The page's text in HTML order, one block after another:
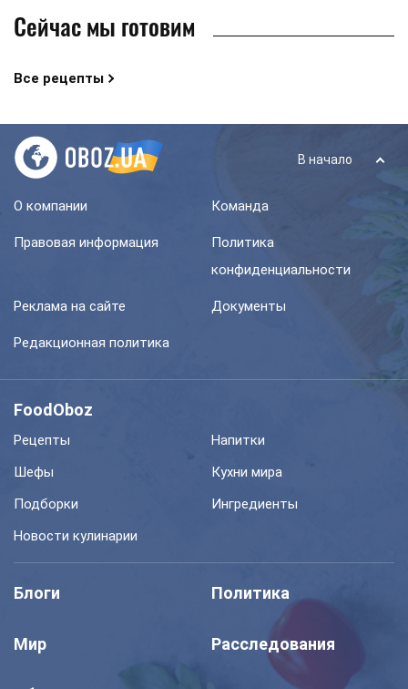
Сейчас мы готовим
Все рецепты
В начало
О компании Команда
Правовая информация
Политика
конфиденциальности
Реклама на сайте Документы
Редакционная политика
FoodOboz
Рецепты
Напитки
Шефы
Кухни мира
Подборки
Ингредиенты
Новости кулинарии
Блоги Политика
Мир Расследования